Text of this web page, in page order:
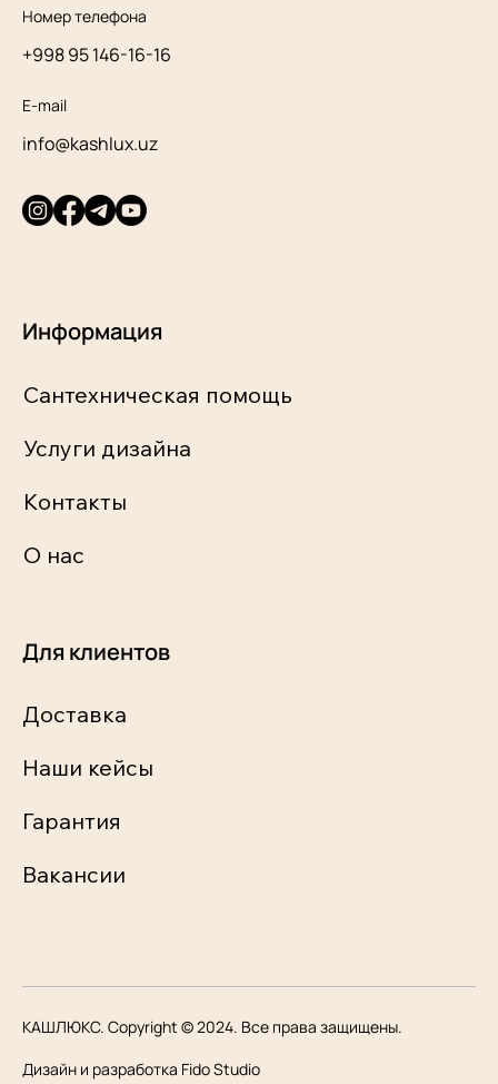
Номер телефона
+998 95 146-16-16
E-mail
info@kashlux.uz
Информация
Сантехническая помощь
Услуги дизайна
Контакты
О нас
Для клиентов
Доставка
Наши кейсы
Гарантия
Вакансии
КАШЛЮКС. Copyright © 2024. Все права защищены.
Дизайн и разработка Fido Studio